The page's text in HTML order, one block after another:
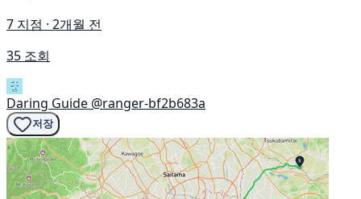
7 지점 · 2개월 전
35 조회
Daring Guide @ranger-bf2b683a
저장